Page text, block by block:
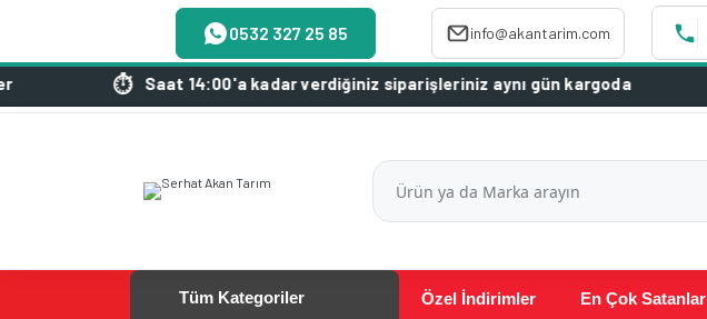
0532 327 25 85 info@akantarim.com
14:00'a kadar verdiğiniz siparişleriniz aynı gün kargoda
Tüm Kategoriler Özel İndirimler En Çok Satanlar